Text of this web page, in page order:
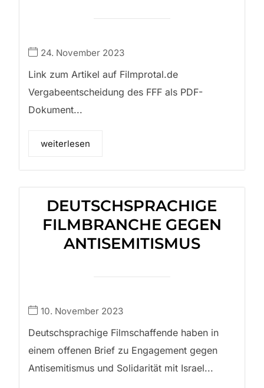
24. November 2023
Link zum Artikel auf Filmprotal.de
Vergabeentscheidung des FFF als PDF-
Dokument...
weiterlesen
DEUTSCHSPRACHIGE
FILMBRANCHE GEGEN
ANTISEMITISMUS
10. November 2023
Deutschsprachige Filmschaffende haben in
einem offenen Brief zu Engagement gegen
Antisemitismus und Solidarität mit Israel...